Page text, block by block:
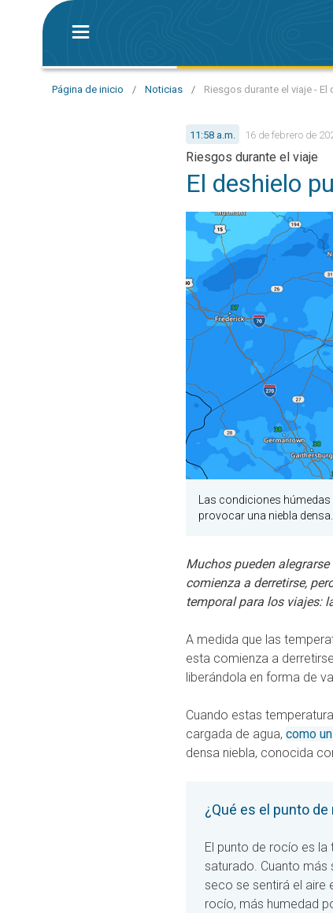
Página de inicio / Noticias / Riesgos durante el viaje -
11:58 a.m. 16 de febrero de
Riesgos durante el viaje
El deshielo
Las condiciones húmedas
provocar una niebla densa.
Muchos pueden
comienza a derretirse,
temporal para los viajes:
A medida que las
esta comienza a
liberándola en forma de
Cuando estas
cargada de agua, como
densa niebla, conocida
¿Qué es el punto de
El punto de rocío es
saturado. Cuanto más
seco se sentirá el aire
rocío, más humedad